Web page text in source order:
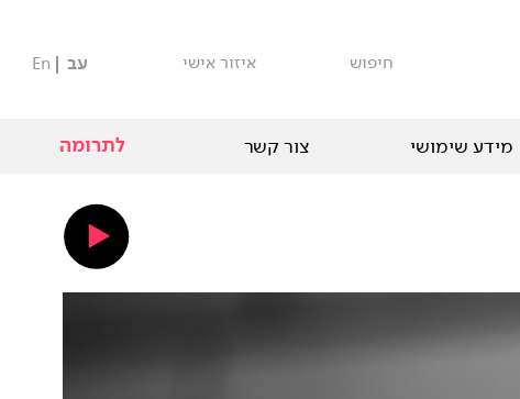
חיפוש איזור אישי עב En
מידע שימושי צור קשר לתרומה